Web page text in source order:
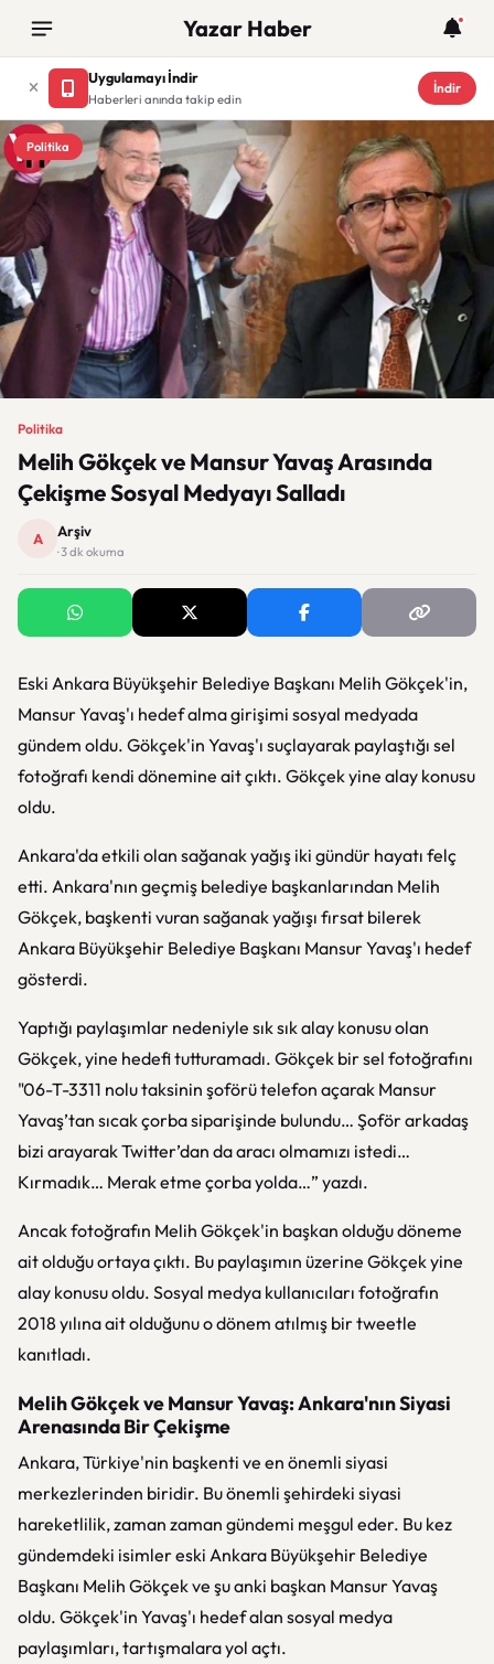
Yazar Haber
Uygulamayı İndir
Haberleri anında takip edin
İndir
Politika
Politika
Melih Gökçek ve Mansur Yavaş Arasında
Çekişme Sosyal Medyayı Salladı
A Arşiv
· 3 dk okuma
Eski Ankara Büyükşehir Belediye Başkanı Melih Gökçek'in,
Mansur Yavaş'ı hedef alma girişimi sosyal medyada
gündem oldu. Gökçek'in Yavaş'ı suçlayarak paylaştığı sel
fotoğrafı kendi dönemine ait çıktı. Gökçek yine alay konusu
oldu.
Ankara'da etkili olan sağanak yağış iki gündür hayatı felç
etti. Ankara'nın geçmiş belediye başkanlarından Melih
Gökçek, başkenti vuran sağanak yağışı fırsat bilerek
Ankara Büyükşehir Belediye Başkanı Mansur Yavaş'ı hedef
gösterdi.
Yaptığı paylaşımlar nedeniyle sık sık alay konusu olan
Gökçek, yine hedefi tutturamadı. Gökçek bir sel fotoğrafını
"06-T-3311 nolu taksinin şoförü telefon açarak Mansur
Yavaş’tan sıcak çorba siparişinde bulundu… Şoför arkadaş
bizi arayarak Twitter’dan da aracı olmamızı istedi…
Kırmadık… Merak etme çorba yolda…” yazdı.
Ancak fotoğrafın Melih Gökçek'in başkan olduğu döneme
ait olduğu ortaya çıktı. Bu paylaşımın üzerine Gökçek yine
alay konusu oldu. Sosyal medya kullanıcıları fotoğrafın
2018 yılına ait olduğunu o dönem atılmış bir tweetle
kanıtladı.
Melih Gökçek ve Mansur Yavaş: Ankara'nın Siyasi
Arenasında Bir Çekişme
Ankara, Türkiye'nin başkenti ve en önemli siyasi
merkezlerinden biridir. Bu önemli şehirdeki siyasi
hareketlilik, zaman zaman gündemi meşgul eder. Bu kez
gündemdeki isimler eski Ankara Büyükşehir Belediye
Başkanı Melih Gökçek ve şu anki başkan Mansur Yavaş
oldu. Gökçek'in Yavaş'ı hedef alan sosyal medya
paylaşımları, tartışmalara yol açtı.